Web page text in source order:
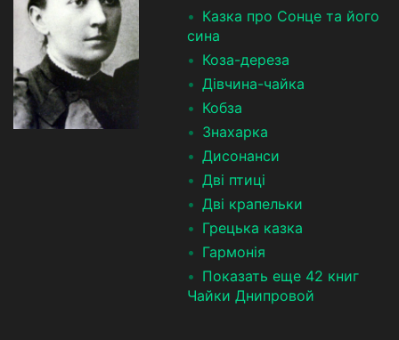
Казка про Сонце та його
сина
Коза-дереза
Дiвчина-чайка
Кобза
Знахарка
Дисонанси
Дві птиці
Дві крапельки
Грецька казка
Гармонія
Показать еще 42 книг
Чайки Днипровой